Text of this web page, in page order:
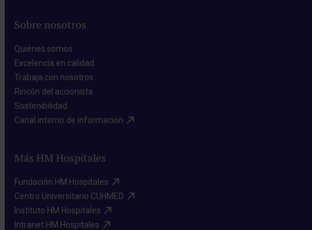
Sobre nosotros
Quiénes somos​
Excelencia en calidad​
Trabaja con nosotros​
Rincón del accionista​
Sostenibilidad​
Canal interno de información​
Más HM Hospitales
Fundación HM Hospitales​
Centro Universitario CUHMED​
Instituto HM Hospitales​
Intranet HM Hospitales​